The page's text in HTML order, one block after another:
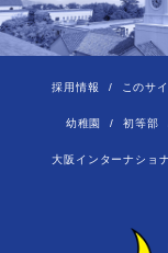
採用情報 このサ
幼稚園 初等部
大阪インターナショ